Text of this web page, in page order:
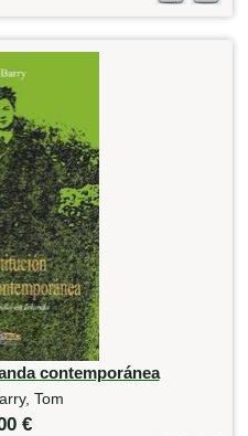
contemporánea
Tom
€